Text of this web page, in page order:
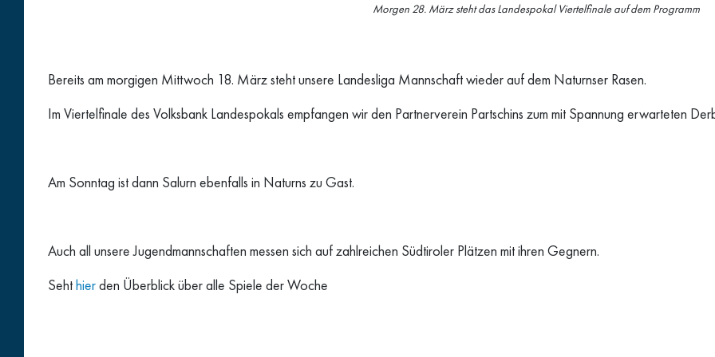
Morgen 28. März steht das Landespokal Viertelfinale auf dem Programm
Bereits am morgigen Mittwoch 18. März steht unsere Landesliga Mannschaft wieder auf dem Naturnser Rasen.
Im Viertelfinale des Volksbank Landespokals empfangen wir den Partnerverein Partschins zum mit Spannung erwarteten
Am Sonntag ist dann Salurn ebenfalls in Naturns zu Gast.
Auch all unsere Jugendmannschaften messen sich auf zahlreichen Südtiroler Plätzen mit ihren Gegnern.
Sehthierden Überblick über alle Spiele der Woche